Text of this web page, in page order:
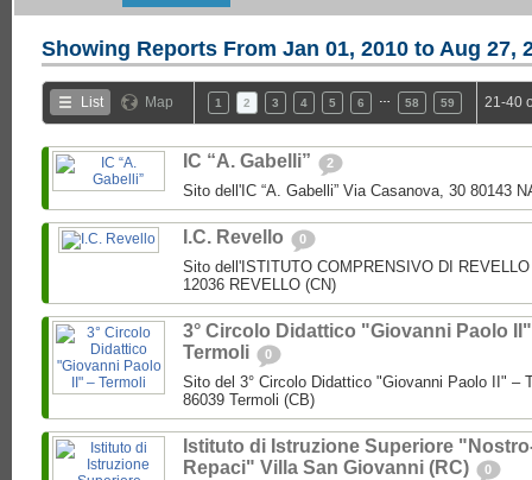
Showing Reports From Jan 01, 2010 to Aug 27,
List Map 1 2 3 4 5 6 58 59 21-40
IC “A. Gabelli” 2
Sito dell'IC “A. Gabelli” Via Casanova, 30 80143
I.C. Revello 0
Sito dell'ISTITUTO COMPRENSIVO DI
12036 REVELLO (CN)
3° Circolo Didattico "Giovanni Paolo
Termoli
0
Sito del 3° Circolo Didattico "Giovanni Paolo II" –
86039 Termoli (CB)
Istituto di Istruzione Superiore
Repaci" Villa San Giovanni (RC)
0